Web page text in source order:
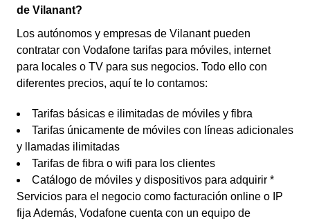
de Vilanant?
Los autónomos y empresas de Vilanant pueden
contratar con Vodafone tarifas para móviles, internet
para locales o TV para sus negocios. Todo ello con
diferentes precios, aquí te lo contamos:
Tarifas básicas e ilimitadas de móviles y fibra
Tarifas únicamente de móviles con líneas adicionales
y llamadas ilimitadas
Tarifas de fibra o wifi para los clientes
Catálogo de móviles y dispositivos para adquirir *
Servicios para el negocio como facturación online o IP
fija Además, Vodafone cuenta con un equipo de